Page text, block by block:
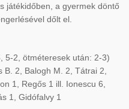
játékidőben, a gyermek döntő
dőlt el.
5-2, ötméteresek után: 2-3)
2, Balogh M. 2, Tátrai 2,
1, Regős 1 ill. Ionescu 6,
1, Gidófalvy 1